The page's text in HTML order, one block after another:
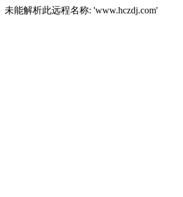
未能解析此远程名称: 'www.hczdj.com'